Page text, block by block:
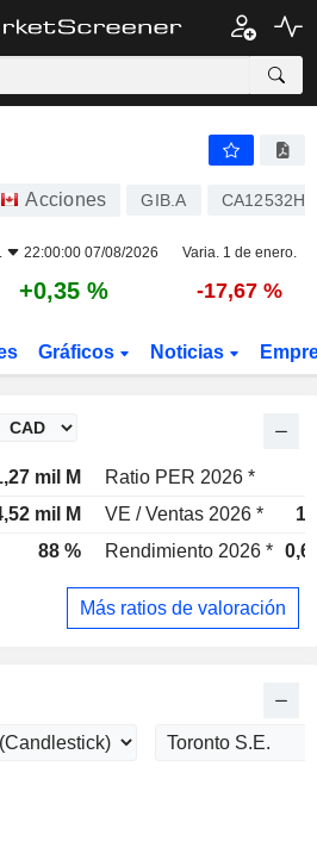
Acciones GIB.A
22:00:00 07/08/2026 Varia. 1 de enero.
+0,35 % -17,67 %
Gráficos Noticias
mil M Ratio PER 2026 *
mil M VE / Ventas 2026 *
88 % Rendimiento 2026 *
Más ratios de valoración